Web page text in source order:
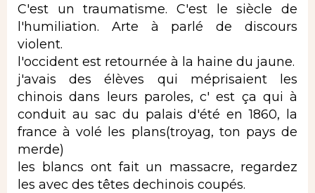
C'est un traumatisme. C'est le siècle de
l'humiliation. Arte à parlé de discours
violent.
l'occident est retournée à la haine du jaune.
j'avais des élèves qui méprisaient les
chinois dans leurs paroles, c' est ça qui à
conduit au sac du palais d'été en 1860, la
france à volé les plans(troyag, ton pays de
merde)
les blancs ont fait un massacre, regardez
les avec des têtes dechinois coupés.